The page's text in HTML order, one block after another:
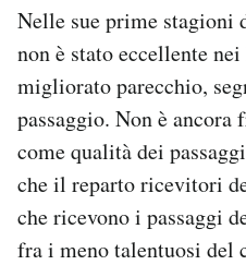
Nelle sue prime stagioni
non è stato eccellente
migliorato parecchio,
passaggio. Non è
come qualità dei
che il reparto ricevitori
che ricevono i passaggi
fra i meno talentuosi del